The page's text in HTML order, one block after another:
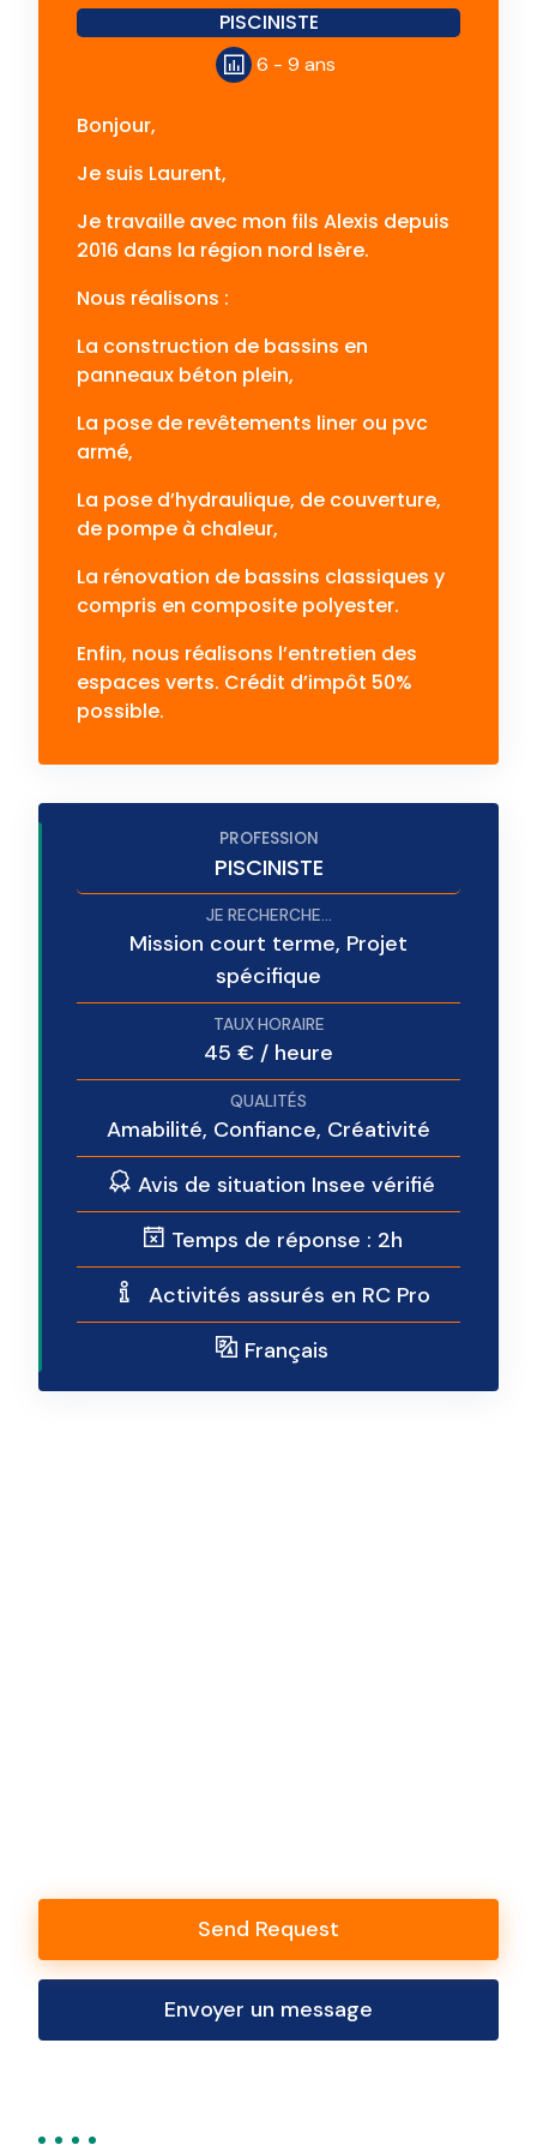
PISCINISTE
6 - 9 ans
Bonjour,
Je suis Laurent,
Je travaille avec mon fils Alexis depuis
2016 dans la région nord Isère.
Nous réalisons :
La construction de bassins en
panneaux béton plein,
La pose de revêtements liner ou pvc
armé,
La pose d’hydraulique, de couverture,
de pompe à chaleur,
La rénovation de bassins classiques y
compris en composite polyester.
Enfin, nous réalisons l’entretien des
espaces verts. Crédit d’impôt 50%
possible.
PISCINISTE
Mission court terme, Projet
spécifique
45 € / heure
Amabilité, Confiance, Créativité
Avis de situation Insee vérifié
Temps de réponse : 2h
Activités assurés en RC Pro
Français
Envoyer un message
Send Request